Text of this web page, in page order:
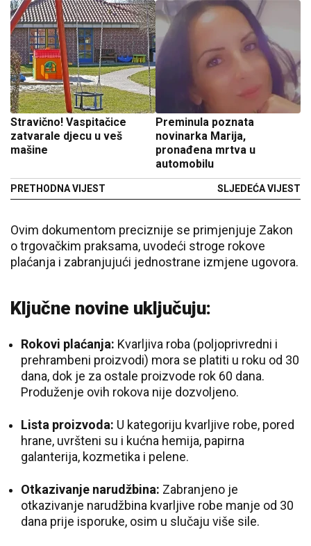
Stravično! Vaspitačice
zatvarale djecu u veš
mašine
PRETHODNA VIJEST
Preminula poznata
novinarka Marija,
pronađena mrtva u
automobilu
SLJEDEĆA VIJEST
Ovim dokumentom preciznije se primjenjuje Zakon
o trgovačkim praksama, uvodeći stroge rokove
plaćanja i zabranjujući jednostrane izmjene ugovora.
Ključne novine uključuju:
Rokovi plaćanja: Kvarljiva roba (poljoprivredni i
prehrambeni proizvodi) mora se platiti u roku od 30
dana, dok je za ostale proizvode rok 60 dana.
Produženje ovih rokova nije dozvoljeno.
Lista proizvoda: U kategoriju kvarljive robe, pored
hrane, uvršteni su i kućna hemija, papirna
galanterija, kozmetika i pelene.
Otkazivanje narudžbina: Zabranjeno je
otkazivanje narudžbina kvarljive robe manje od 30
dana prije isporuke, osim u slučaju više sile.